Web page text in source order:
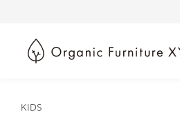
KIDS